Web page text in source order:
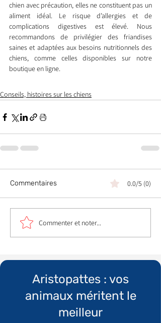
chien avec précaution, elles ne constituent pas un
aliment idéal. Le risque d’allergies et de
complications digestives est élevé. Nous
recommandons de privilégier des friandises
saines et adaptées aux besoins nutritionnels des
chiens, comme celles disponibles sur notre
boutique en ligne.
Conseils, histoires sur les chiens
Commentaires 0.0/5 (0)
Commenter et noter...
Aristopattes : vos
animaux méritent le
meilleur